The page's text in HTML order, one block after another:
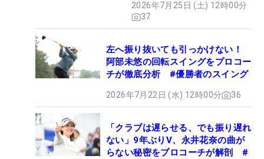
2026年7月25日 (土) 12時00分
37
左へ振り抜いても引っかけない！
阿部未悠の回転スイングをプロコー
チが徹底分析 #優勝者のスイング
2026年7月22日 (水) 12時00分 36
「クラブは遅らせる、でも振り遅れ
ない」9年ぶりV、永井花奈の曲が
らない秘密をプロコーチが解剖 #